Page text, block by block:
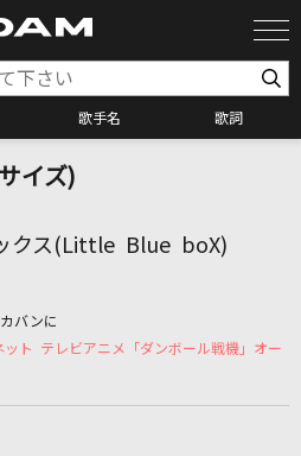
歌手名 歌詞
オケ検索
ケ店舗検索
ケリクエスト
国りれき
イズ)
クス(Little Blue boX)
バンに
ット テレビアニメ「ダンボール戦機」オー